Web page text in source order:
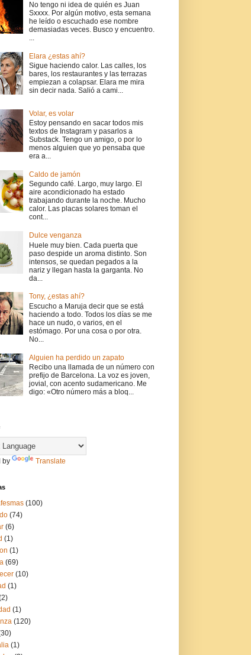
No tengo ni idea de quién es Juan
Sxxxx. Por algún motivo, esta semana
he leído o escuchado ese nombre
demasiadas veces. Busco y encuentro.
...
Elara ¿estas ahí?
Sigue haciendo calor. Las calles, los
bares, los restaurantes y las terrazas
empiezan a colapsar. Elara me mira
sin decir nada. Salió a cami...
Volar, es volar
Estoy pensando en sacar todos mis
textos de Instagram y pasarlos a
Substack. Tengo un amigo, o por lo
menos alguien que yo pensaba que
era a...
Caldo de jamón
Segundo café. Largo, muy largo. El
aire acondicionado ha estado
trabajando durante la noche. Mucho
calor. Las placas solares toman el
cont...
Dulce venganza
Huele muy bien. Cada puerta que
paso despide un aroma distinto. Son
intensos, se quedan pegados a la
nariz y llegan hasta la garganta. No
da...
Tony, ¿estas ahí?
Escucho a Maruja decir que se está
haciendo a todo. Todos los días se me
hace un nudo, o varios, en el
estómago. Por una cosa o por otra.
No...
Alguien ha perdido un zapato
Recibo una llamada de un número con
prefijo de Barcelona. La voz es joven,
jovial, con acento sudamericano. Me
digo: «Otro número más a bloq...
by Translate
(100)
(74)
(6)
(1)
(1)
(69)
(10)
(1)
(1)
(120)
(1)